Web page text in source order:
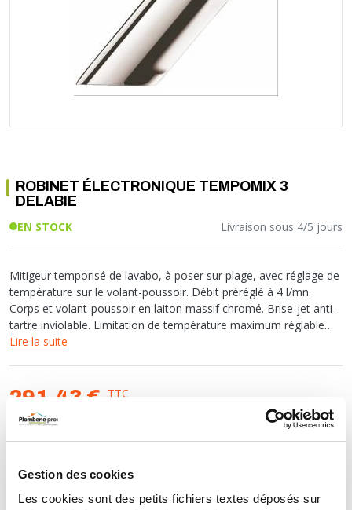
Gestion des cookies
Les cookies sont des petits fichiers textes déposés sur
RACCORD PE (POLYÉTHYLÈNE)
RACCORD GALVA
RACCORD INOX
TUBE LAITON ET ECROU
TUYAU SOUPLE
ROBINET
FLEXIBLE
ETANCHÉITÉ RACCORDEMENT
FIXATION ET SUPPORT
RÉDUCTEUR DE PRESSION
COMPTEUR ET ACCESSOIRE
FILTRATION
Soupape différentielle
Vase d'expansion
Vanne de Température
Vanne de zone
Vanne équilibrage
Vanne mélangeuse
TUBAGE CHEMINÉE CHAUDIÈRE POÊLE
EQUIPEMENT INDUSTRIEL
COMMUNICATION
COLLIER ET FIXATION
CONNEXION
LAMPE ET TORCHE
PILES ET ACCUMULATEURS
BLOC DE SÉCURITÉ
SYSTÈMES DE SÉCURITÉ
VMC ET VENTILATION
TRAPPE CHATIÈRE ET HUBLOT
VOTRE SOLUTION CHAUFFAGE
ROBINET ÉLECTRONIQUE TEMPOMIX 3
DELABIE
EN STOCK Livraison sous 4/5 jours
Mitigeur temporisé de lavabo, à poser sur plage, avec réglage de
température sur le volant-poussoir. Débit préréglé à 4 l/mn.
Corps et volant-poussoir en laiton massif chromé. Brise-jet anti-
tartre inviolable. Limitation de température maximum réglable
sans démonter la cartouche, ni couper l'eau (Brevet Delabie).
Lire la suite
291,43 € TTC
242,86 €